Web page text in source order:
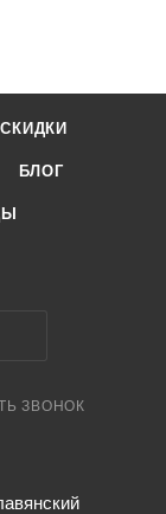
СКИДКИ
БЛОГ
ЗВОНОК